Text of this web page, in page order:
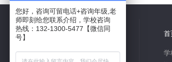
微信关注 首
学
您好，咨询可留电话+咨询年级,老
师即刻给您联系介绍，学校咨询
热线：132-1300-5477【微信同
号】